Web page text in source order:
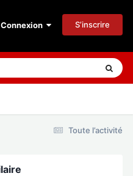
S’inscrire
Toute l’activité